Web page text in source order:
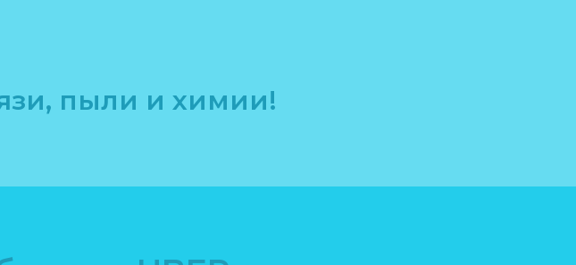
пыли и химии!